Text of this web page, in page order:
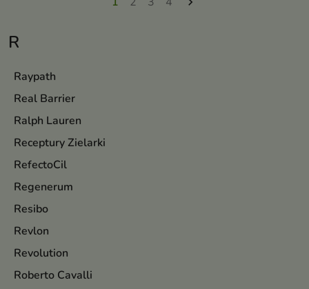
R
Raypath
Real Barrier
Ralph Lauren
Receptury Zielarki
RefectoCil
Regenerum
Resibo
Revlon
Revolution
Roberto Cavalli